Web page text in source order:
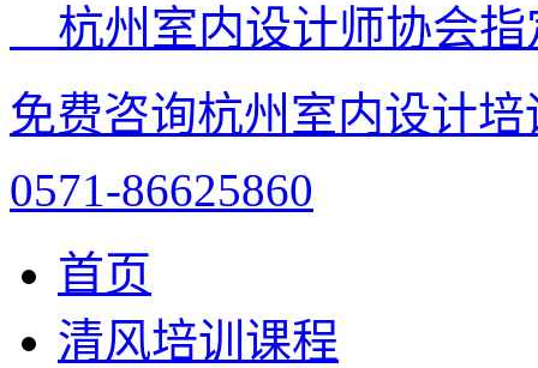
杭州室内设计师协会
免费咨询杭州室内设计
0571-86625860
首页
清风培训课程